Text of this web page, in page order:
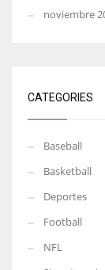
noviembre
CATEGORIES
Baseball
Basketball
Deportes
Football
NFL